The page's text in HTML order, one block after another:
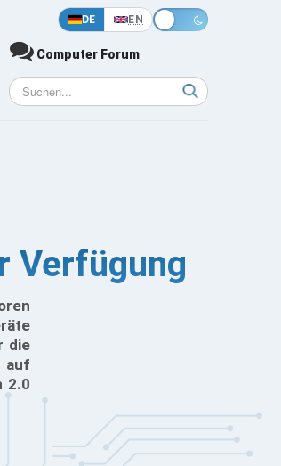
DE EN
Computer Forum
Verfügung
die
auf
2.0